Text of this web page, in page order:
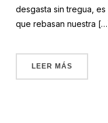
desgasta sin tregua,
que rebasan nuestra
LEER MÁS